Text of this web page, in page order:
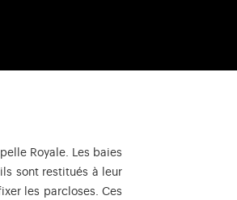
Royale. Les baies
sont restitués à leur
les parcloses. Ces